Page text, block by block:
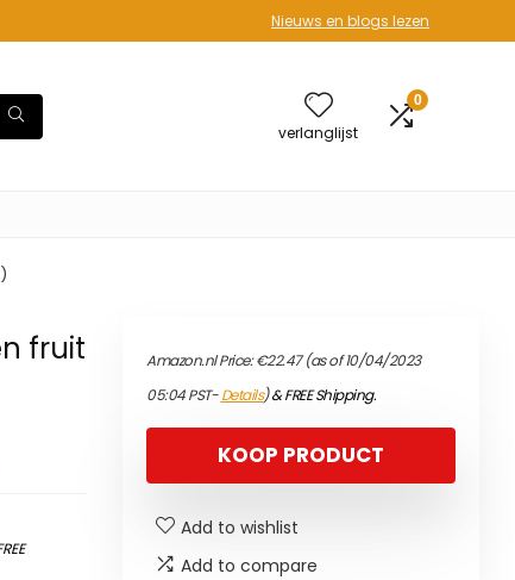
Nieuws en blogs lezen
verlanglijst
0
fruit
Amazon.nl Price:€22.47(as of 10/04/2023
05:04 PST-Details)&FREE Shipping.
KOOP PRODUCT
Add to wishlist
Add to compare